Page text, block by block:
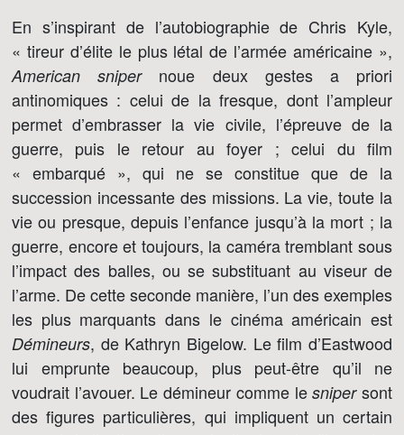
En s’inspirant de l’autobiographie de Chris Kyle,
« tireur d’élite le plus létal de l’armée américaine »,
American snipernoue deux gestes a priori
antinomiques : celui de la fresque, dont l’ampleur
permet d’embrasser la vie civile, l’épreuve de la
guerre, puis le retour au foyer ; celui du film
« embarqué », qui ne se constitue que de la
succession incessante des missions. La vie, toute la
vie ou presque, depuis l’enfance jusqu’à la mort ; la
guerre, encore et toujours, la caméra tremblant sous
l’impact des balles, ou se substituant au viseur de
l’arme. De cette seconde manière, l’un des exemples
les plus marquants dans le cinéma américain est
Démineurs, de Kathryn Bigelow. Le film d’Eastwood
lui emprunte beaucoup, plus peut-être qu’il ne
voudrait l’avouer. Le démineur comme lesnipersont
des figures particulières, qui impliquent un certain